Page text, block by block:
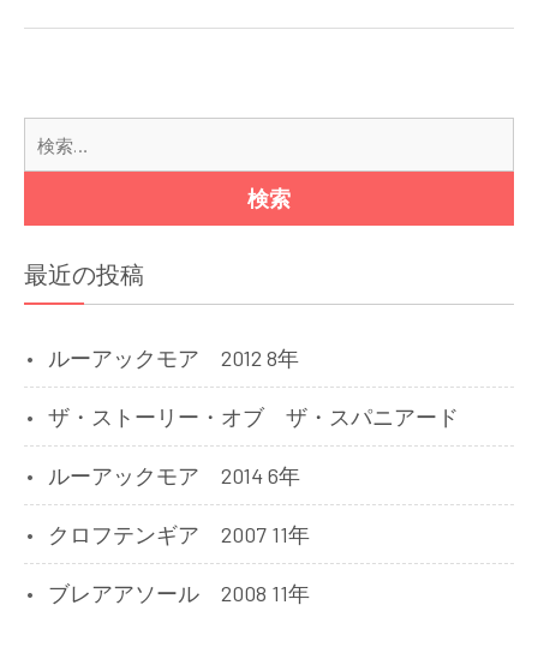
ョ
ン
最近の投稿
ルーアックモア 2012 8年
ザ・ストーリー・オブ ザ・スパニアード
ルーアックモア 2014 6年
クロフテンギア 2007 11年
ブレアアソール 2008 11年